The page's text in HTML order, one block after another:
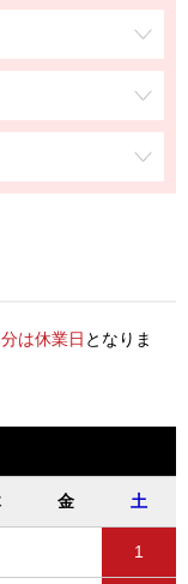
は休業日 となりま
金 土
1